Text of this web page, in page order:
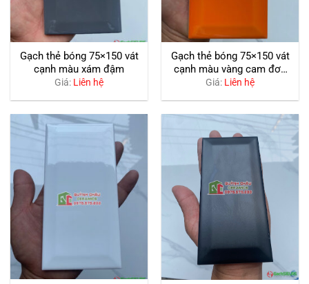
Gạch thẻ bóng 75×150 vát
cạnh màu xám đậm
Giá: Liên hệ
Gạch thẻ bóng 75×150 vát
cạnh màu vàng cam đơn
sắc
Giá: Liên hệ